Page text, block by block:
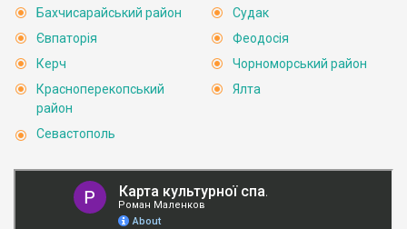
Бахчисарайський район
Євпаторія
Керч
Красноперекопський
район
Севастополь
Судак
Феодосія
Чорноморський район
Ялта